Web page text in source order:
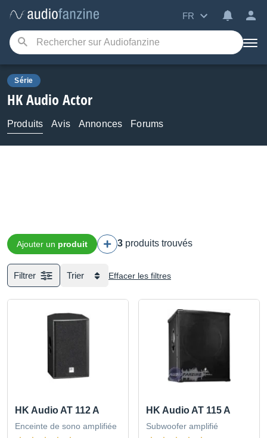
FR
Série
HK Audio Actor
Produits Avis Annonces Forums
Ajouter un produit 3 produits trouvés
Filtrer Trier Effacer les filtres
HK Audio AT 112 A
Enceinte de sono amplifiée
HK Audio AT 115 A
Subwoofer amplifié